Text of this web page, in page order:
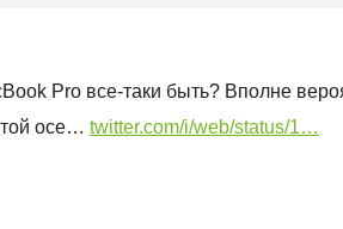
Pro все-таки быть? Вполне
осе… twitter.com/i/web/status/1…